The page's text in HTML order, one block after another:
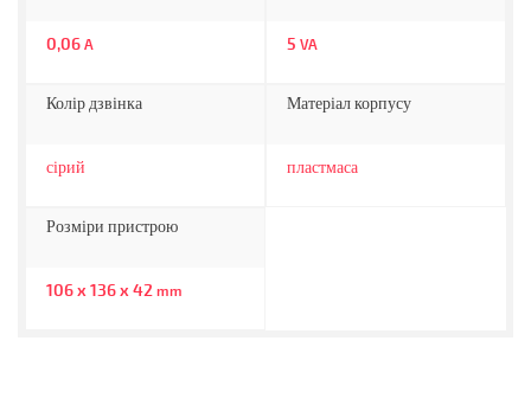
0,06 A 5 VA
Колір дзвінка
сірий
Матеріал корпусу
пластмаса
Розміри пристрою
106 x 136 x 42 mm